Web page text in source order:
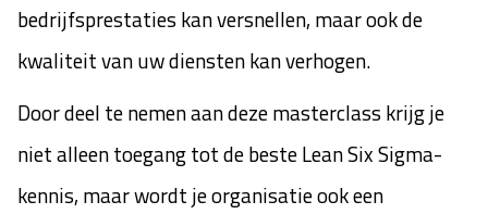
bedrijfsprestaties kan versnellen, maar ook de
kwaliteit van uw diensten kan verhogen.
Door deel te nemen aan deze masterclass krijg je
niet alleen toegang tot de beste Lean Six Sigma-
kennis, maar wordt je organisatie ook een